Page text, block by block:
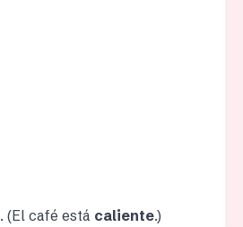
. (El café está caliente.)